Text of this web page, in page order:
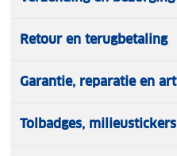
Retour en terugbetaling
Garantie, reparatie en
Tolbadges,